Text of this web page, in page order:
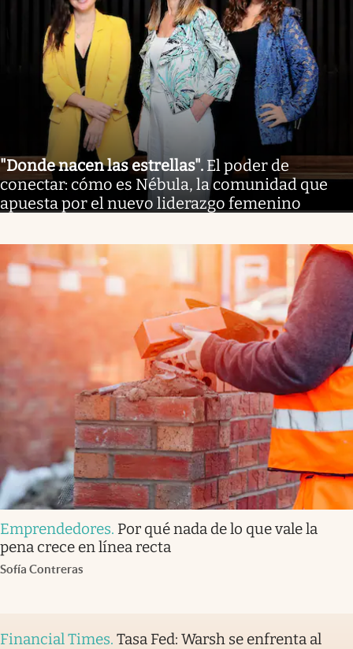
"Donde nacen las estrellas". El poder de
conectar: cómo es Nébula, la comunidad que
apuesta por el nuevo liderazgo femenino
Emprendedores. Por qué nada de lo que vale la
pena crece en línea recta
Sofía Contreras
Financial Times. Tasa Fed: Warsh se enfrenta al